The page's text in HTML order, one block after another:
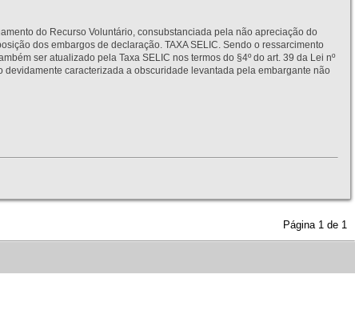
do Recurso Voluntário, consubstanciada pela não apreciação do
dos embargos de declaração. TAXA SELIC. Sendo o ressarcimento
ser atualizado pela Taxa SELIC nos termos do §4º do art. 39 da Lei nº
devidamente caracterizada a obscuridade levantada pela embargante não
Página 1 de 1